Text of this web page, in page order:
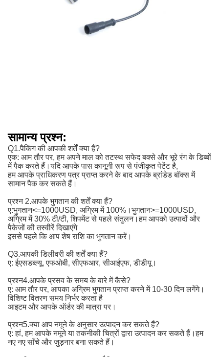
सामान्य प्रश्न:
Q1.पैकिंग की आपकी शर्तें क्या हैं?
एक: आम तौर पर, हम अपने माल को तटस्थ सफेद बक्से और भूरे रंग के डिब्बों
में पैक करते हैं।यदि आपके पास कानूनी रूप से पंजीकृत पेटेंट है,
हम आपके प्राधिकरण पत्र प्राप्त करने के बाद आपके ब्रांडेड बॉक्स में
सामान पैक कर सकते हैं।
प्रश्न 2.आपके भुगतान की शर्तें क्या हैं?
ए:भुगतान<=1000USD, अग्रिम में 100%।भुगतान>=1000USD,
अग्रिम में 30% टी/टी, शिपमेंट से पहले संतुलन।हम आपको उत्पादों और
पैकेजों की तस्वीरें दिखाएंगे
इससे पहले कि आप शेष राशि का भुगतान करें।
Q3.आपकी डिलीवरी की शर्तें क्या हैं?
ए: ईएसडब्ल्यू, एफओबी, सीएफआर, सीआईएफ, डीडीयू।
प्रश्न4.आपके प्रसव के समय के बारे में कैसे?
ए: आम तौर पर, आपका अग्रिम भुगतान प्राप्त करने में 10-30 दिन लगेंगे।
विशिष्ट वितरण समय निर्भर करता है
आइटम और आपके ऑर्डर की मात्रा पर।
प्रश्न5.क्या आप नमूने के अनुसार उत्पादन कर सकते हैं?
ए: हां, हम आपके नमूने या तकनीकी चित्रों द्वारा उत्पादन कर सकते हैं।हम
नए नए साँचे और जुड़नार बना सकते हैं।